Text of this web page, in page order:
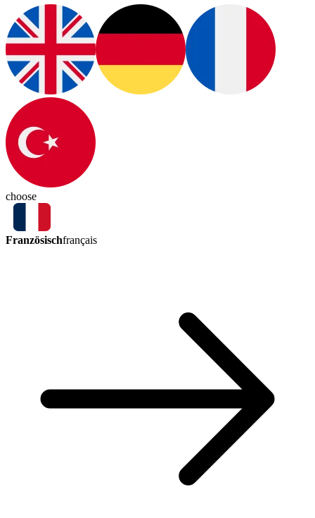
choose
Französischfrançais